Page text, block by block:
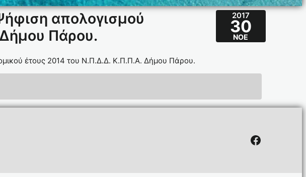
απολογισμού
Πάρου.
2017
30
ΝΟΈ
έτους 2014 του Ν.Π.Δ.Δ. Κ.Π.Π.Α. Δήμου Πάρου.
Facebook